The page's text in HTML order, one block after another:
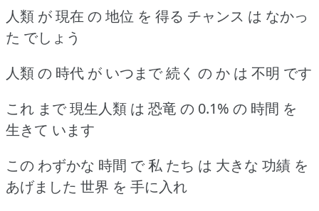
人類 が 現在 の 地位 を 得る チャンス は なかっ
た でしょう
人類 の 時代 が いつまで 続く の か は 不明 です
これ まで 現生人類 は 恐竜 の 0.1% の 時間 を
生きて います
この わずかな 時間 で 私 たち は 大きな 功績 を
あげました 世界 を 手に入れ